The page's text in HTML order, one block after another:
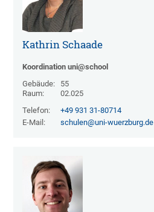
Kathrin Schaade
Koordination uni@school
Gebäude:
55
Raum:
02.025
Telefon:
+49 931 31-80714
E-Mail:
schulen@uni-wuerzburg.de